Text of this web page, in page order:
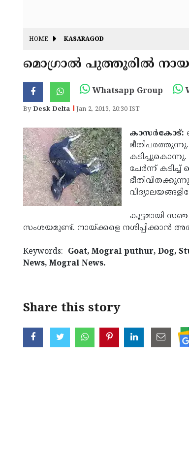
HOME KASARAGOD
മൊഗ്രാല്‍ പുത്തൂരില്‍
Whatsapp Group
ByDesk Delta Jan 2, 2013, 20:30 IST
കാസര്‍കോട്:
ചേര്‍ന്ന്
കൂട്ടമായി
സംശയമുണ്ട്. നായ്ക്കളെ നശിപ്പിക്കാന്‍
Keywords: Goat, Mogral puthur, Dog,
News, Mogral News.
Share this story